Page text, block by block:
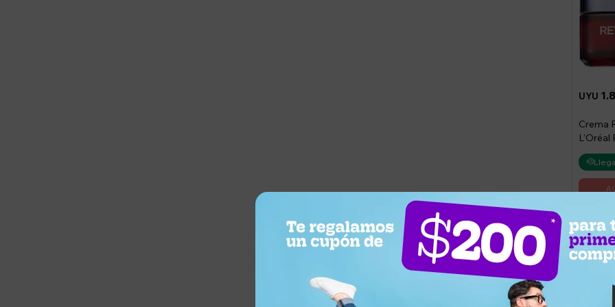
UYU
Crema
Noche
¿Por qué elegir este producto?